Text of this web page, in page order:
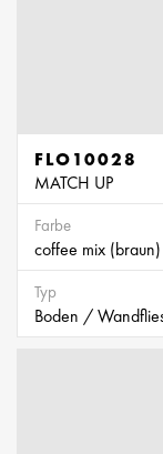
FLO10028
MATCH UP
Farbe
coffee mix (braun)
Typ
Boden /